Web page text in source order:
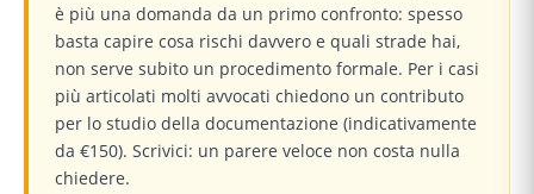
è più una domanda da un primo confronto: spesso
basta capire cosa rischi davvero e quali strade hai,
non serve subito un procedimento formale. Per i casi
più articolati molti avvocati chiedono un contributo
per lo studio della documentazione (indicativamente
da €150). Scrivici: un parere veloce non costa nulla
chiedere.